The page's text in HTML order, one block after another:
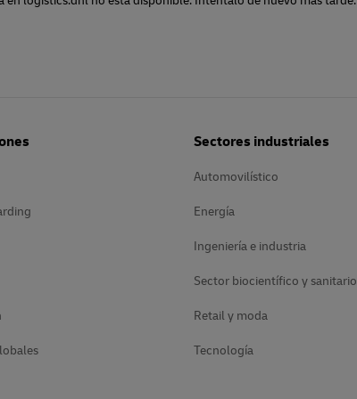
Sectores industriales
Automovilístico
Energía
Ingeniería e industria
Sector biocientífico y sanitario
Retail y moda
Tecnología